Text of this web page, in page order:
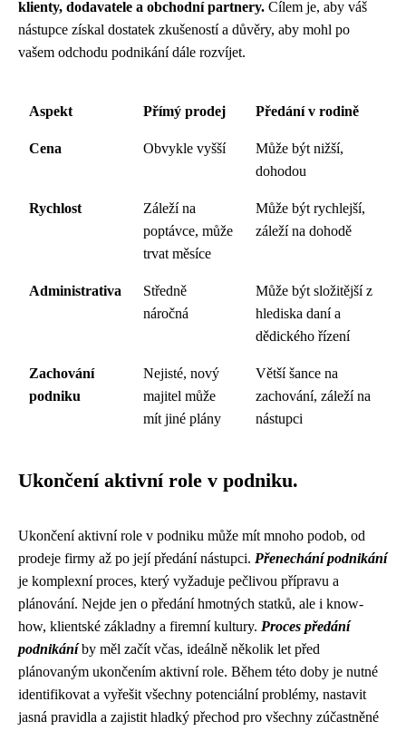
klienty, dodavatele a obchodní partnery. Cílem je, aby váš
nástupce získal dostatek zkušeností a důvěry, aby mohl po
vašem odchodu podnikání dále rozvíjet.
Aspekt Přímý prodej Předání v rodině
Cena Obvykle vyšší
Může být nižší,
dohodou
Rychlost
Záleží na
poptávce, může
trvat měsíce
Může být rychlejší,
záleží na dohodě
Administrativa
Středně
náročná
Může být složitější z
hlediska daní a
dědického řízení
Zachování
podniku
Nejisté, nový
majitel může
mít jiné plány
Větší šance na
zachování, záleží na
nástupci
Ukončení aktivní role v podniku.
Ukončení aktivní role v podniku může mít mnoho podob, od
prodeje firmy až po její předání nástupci. Přenechání podnikání
je komplexní proces, který vyžaduje pečlivou přípravu a
plánování. Nejde jen o předání hmotných statků, ale i know-
how, klientské základny a firemní kultury. Proces předání
podnikáníby měl začít včas, ideálně několik let před
plánovaným ukončením aktivní role. Během této doby je nutné
identifikovat a vyřešit všechny potenciální problémy, nastavit
jasná pravidla a zajistit hladký přechod pro všechny zúčastněné